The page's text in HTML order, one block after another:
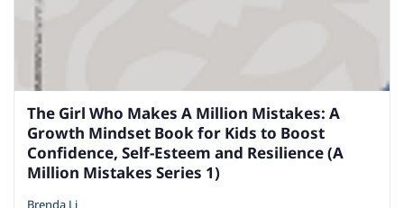
The Girl Who Makes A Million Mistakes: A
Growth Mindset Book for Kids to Boost
Confidence, Self-Esteem and Resilience (A
Million Mistakes Series 1)
Brenda Li